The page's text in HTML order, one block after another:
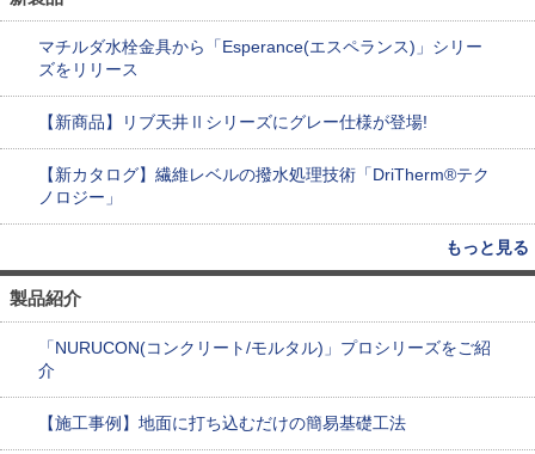
マチルダ水栓金具から「Esperance(エスペランス)」シリー
ズをリリース
【新商品】リブ天井Ⅱシリーズにグレー仕様が登場!
【新カタログ】繊維レベルの撥水処理技術「DriTherm®テク
ノロジー」
もっと見る
製品紹介
「NURUCON(コンクリート/モルタル)」プロシリーズをご紹
介
【施工事例】地面に打ち込むだけの簡易基礎工法